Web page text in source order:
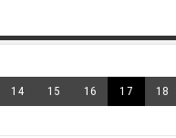
14 15 16 17 18